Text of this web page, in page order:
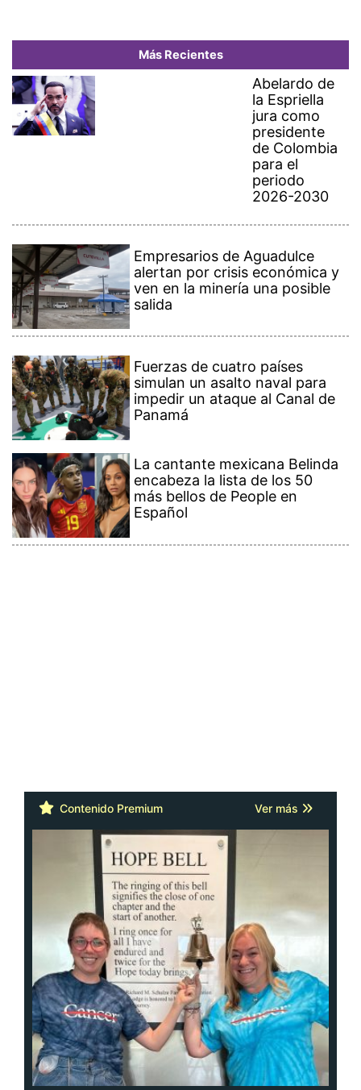
Más Recientes
Abelardo de
la Espriella
jura como
presidente
de Colombia
para el
periodo
2026-2030
Empresarios de Aguadulce
alertan por crisis económica y
ven en la minería una posible
salida
Fuerzas de cuatro países
simulan un asalto naval para
impedir un ataque al Canal de
Panamá
La cantante mexicana Belinda
encabeza la lista de los 50
más bellos de People en
Español
Contenido Premium Ver más